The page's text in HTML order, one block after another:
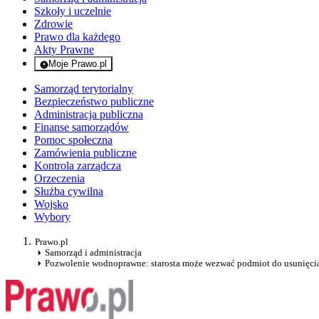
Szkoły i uczelnie
Zdrowie
Prawo dla każdego
Akty Prawne
Moje Prawo.pl
- rejestracja i logowanie do serwisu
Samorząd terytorialny
Bezpieczeństwo publiczne
Administracja publiczna
Finanse samorządów
Pomoc społeczna
Zamówienia publiczne
Kontrola zarządcza
Orzeczenia
Służba cywilna
Wojsko
Wybory
Prawo.pl
Samorząd i administracja
Pozwolenie wodnoprawne: starosta może wezwać podmiot do